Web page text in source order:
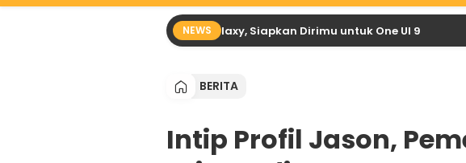
NEWS
Samsung untuk Jutaan Galaxy, Siapkan Dirimu untuk One UI 9
BERITA
Intip Profil Jason,